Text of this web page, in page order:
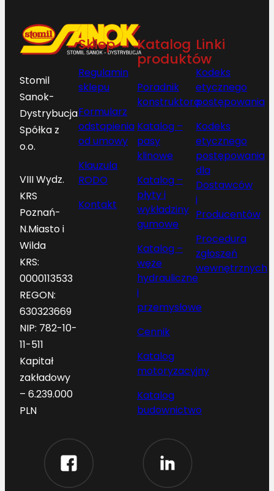
Stomil
Sanok-
Dystrybucja
Spółka z
o.o.
VIII Wydz.
KRS
Poznań-
N.Miasto i
Wilda
KRS:
0000113533
REGON:
630323669
NIP: 782-10-
11-511
Kapitał
zakładowy
– 6.239.000
PLN
Sklep
Regulamin
sklepu
Formularz
odstąpienia
od umowy
Klauzula
RODO
Kontakt
Katalog
produktów
Poradnik
konstruktora
Katalog –
pasy
klinowe
Katalog –
płyty i
wykładziny
gumowe
Katalog –
węże
hydrauliczne
i
przemysłowe
Cennik
Katalog
motoryzacyjny
Katalog
budownictwo
Linki
Kodeks
etycznego
postępowania
Kodeks
etycznego
postępowania
dla
Dostawców
i
Producentów
Procedura
zgłoszeń
wewnętrznych